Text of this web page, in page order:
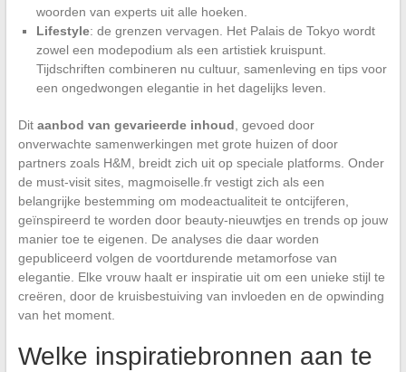
woorden van experts uit alle hoeken.
Lifestyle: de grenzen vervagen. Het Palais de Tokyo wordt
zowel een modepodium als een artistiek kruispunt.
Tijdschriften combineren nu cultuur, samenleving en tips voor
een ongedwongen elegantie in het dagelijks leven.
Dit aanbod van gevarieerde inhoud , gevoed door
onverwachte samenwerkingen met grote huizen of door
partners zoals H&M, breidt zich uit op speciale platforms. Onder
de must-visit sites, magmoiselle.fr vestigt zich als een
belangrijke bestemming om modeactualiteit te ontcijferen,
geïnspireerd te worden door beauty-nieuwtjes en trends op jouw
manier toe te eigenen. De analyses die daar worden
gepubliceerd volgen de voortdurende metamorfose van
elegantie. Elke vrouw haalt er inspiratie uit om een unieke stijl te
creëren, door de kruisbestuiving van invloeden en de opwinding
van het moment.
Welke inspiratiebronnen aan te